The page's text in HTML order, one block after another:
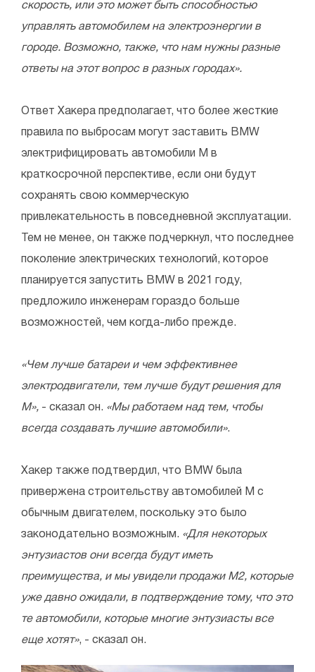
скорость, или это может быть способностью
управлять автомобилем на электроэнергии в
городе. Возможно, также, что нам нужны разные
ответы на этот вопрос в разных городах».
Ответ Хакера предполагает, что более жесткие
правила по выбросам могут заставить BMW
электрифицировать автомобили M в
краткосрочной перспективе, если они будут
сохранять свою коммерческую
привлекательность в повседневной эксплуатации.
Тем не менее, он также подчеркнул, что последнее
поколение электрических технологий, которое
планируется запустить BMW в 2021 году,
предложило инженерам гораздо больше
возможностей, чем когда-либо прежде.
«Чем лучше батареи и чем эффективнее
электродвигатели, тем лучше будут решения для
M», - сказал он. «Мы работаем над тем, чтобы
всегда создавать лучшие автомобили».
Хакер также подтвердил, что BMW была
привержена строительству автомобилей M с
обычным двигателем, поскольку это было
законодательно возможным. «Для некоторых
энтузиастов они всегда будут иметь
преимущества, и мы увидели продажи M2, которые
уже давно ожидали, в подтверждение тому, что это
те автомобили, которые многие энтузиасты все
еще хотят», - сказал он.